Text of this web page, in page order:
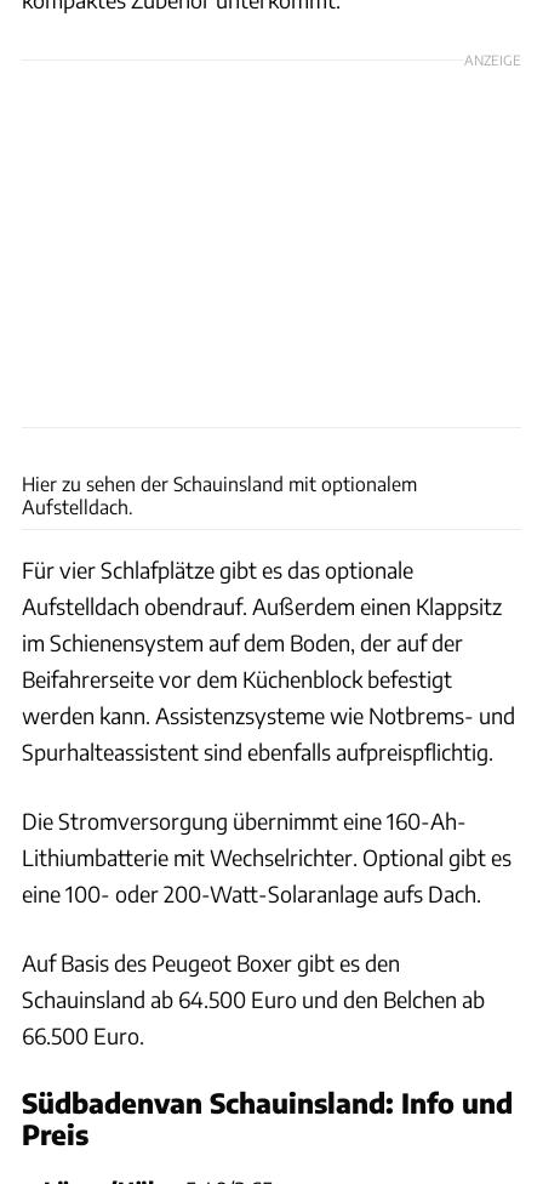
ANZEIGE
Hier zu sehen der Schauinsland mit optionalem
Aufstelldach.
Für vier Schlafplätze gibt es das optionale
Aufstelldach obendrauf. Außerdem einen Klappsitz
im Schienensystem auf dem Boden, der auf der
Beifahrerseite vor dem Küchenblock befestigt
werden kann. Assistenzsysteme wie Notbrems- und
Spurhalteassistent sind ebenfalls aufpreispflichtig.
Die Stromversorgung übernimmt eine 160-Ah-
Lithiumbatterie mit Wechselrichter. Optional gibt es
eine 100- oder 200-Watt-Solaranlage aufs Dach.
Auf Basis des Peugeot Boxer gibt es den
Schauinsland ab 64.500 Euro und den Belchen ab
66.500 Euro.
Südbadenvan Schauinsland: Info und
Preis